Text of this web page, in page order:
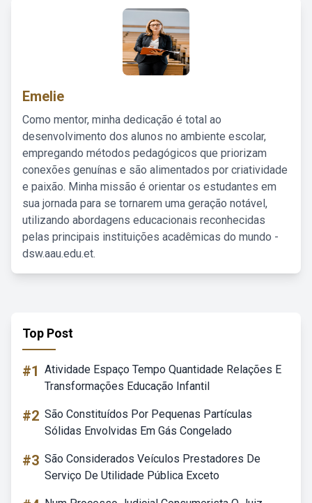
Emelie
Como mentor, minha dedicação é total ao
desenvolvimento dos alunos no ambiente escolar,
empregando métodos pedagógicos que priorizam
conexões genuínas e são alimentados por criatividade
e paixão. Minha missão é orientar os estudantes em
sua jornada para se tornarem uma geração notável,
utilizando abordagens educacionais reconhecidas
pelas principais instituições acadêmicas do mundo -
dsw.aau.edu.et.
Top Post
#1 Atividade Espaço Tempo Quantidade Relações E
Transformações Educação Infantil
#2 São Constituídos Por Pequenas Partículas
Sólidas Envolvidas Em Gás Congelado
#3 São Considerados Veículos Prestadores De
Serviço De Utilidade Pública Exceto